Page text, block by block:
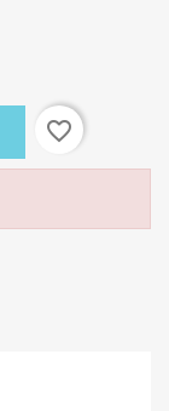
favorite_border